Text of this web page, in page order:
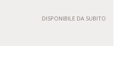
DISPONIBILE DA SUBITO